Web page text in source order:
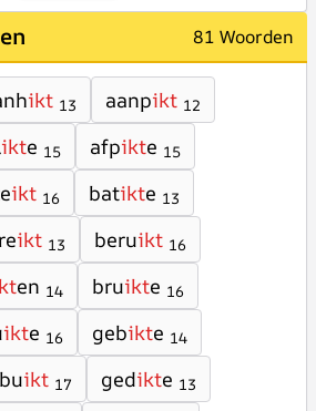
81 Woorden
ikt 13 aanpikt 12
ikte 15 afpikte 15
ikt 16 batikte 13
ikt 13 beruikt 16
en 14 bruikte 16
ikte 16 gebikte 14
ikt 17 gedikte 13